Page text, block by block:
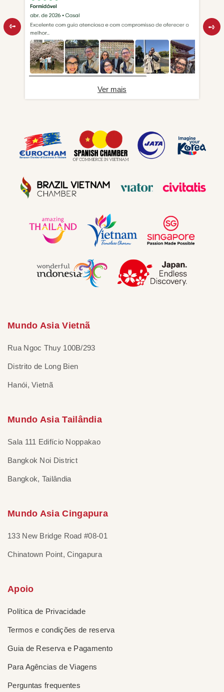
Ver mais
Mundo Asia Vietnã
Rua Ngoc Thuy 100B/293
Distrito de Long Bien
Hanói, Vietnã
Mundo Asia Tailândia
Sala 111 Edifício Noppakao
Bangkok Noi District
Bangkok, Tailândia
Mundo Asia Cingapura
133 New Bridge Road #08-01
Chinatown Point, Cingapura
Apoio
Política de Privacidade
Termos e condições de reserva
Guia de Reserva e Pagamento
Para Agências de Viagens
Perguntas frequentes